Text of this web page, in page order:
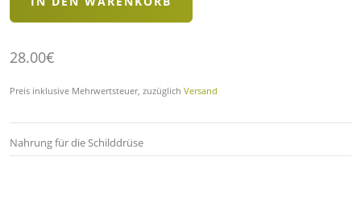
28.00€
Preis inklusive Mehrwertsteuer, zuzüglich Versand
Nahrung für die Schilddrüse